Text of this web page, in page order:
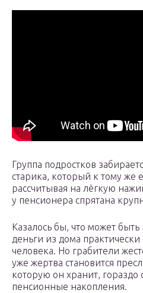
Группа подростков
старика, который к тому же
рассчитывая на лёгкую
у пенсионера спрятана
Казалось бы, что может
деньги из дома
человека. Но грабители
уже жертва становится
которую он хранит,
пенсионные накопления.